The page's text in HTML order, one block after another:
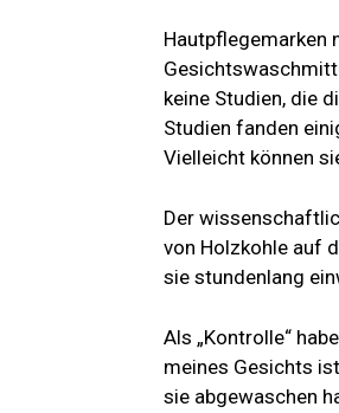
Hautpflegemarken
keine Studien, die
Studien fanden
Vielleicht können
Der
von Holzkohle auf
sie stundenlang
Als „Kontrolle“
meines Gesichts
sie abgewaschen